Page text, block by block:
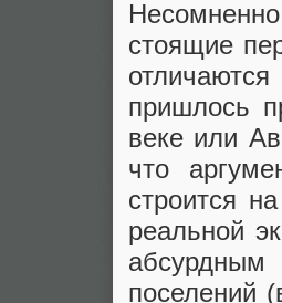
стоящие
пришлось
веке или
что
строится
реальной
поселений